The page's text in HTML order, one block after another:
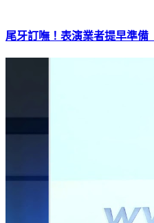
尾牙訂嘸！表演業者提早準